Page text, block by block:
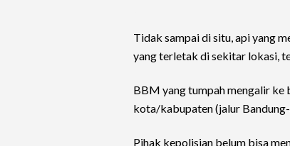
Tidak sampai di situ, api yang
yang terletak di sekitar lokasi,
BBM yang tumpah mengalir ke
kota/kabupaten (jalur
Pihak kepolisian belum bisa